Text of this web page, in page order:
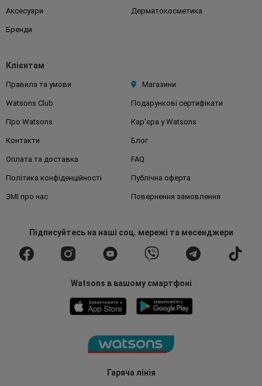
Гаряча лінія
Аксесуари Дерматокосметика
Бренди
Клієнтам
Правила та умови Магазини
Watsons Club Подарункові сертифікати
Про Watsons Кар'єра у Watsons
Контакти Блог
Оплата та доставка FAQ
Політика конфіденційності Публічна оферта
ЗМІ про нас Повернення замовлення
Підписуйтесьна наші соц. мережі та месенджери
Watsons в вашому смартфоні